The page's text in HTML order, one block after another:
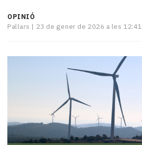
Esports
Mai
Reportatges
Entrevistes
Enquestes
A
OPINIÓ
Pallars | 23 de gener de 2026 a les 12:41